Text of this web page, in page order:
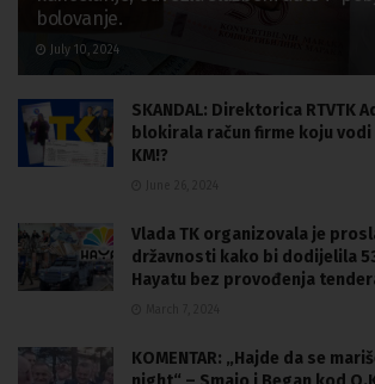
bolovanje.
July 10, 2024
SKANDAL: Direktorica RTVTK
blokirala račun firme koju vodi
KM!?
Vlada TK organizovala je
državnosti kako bi dodijelila
Hayatu bez provođenja
KOMENTAR: „Hajde da se